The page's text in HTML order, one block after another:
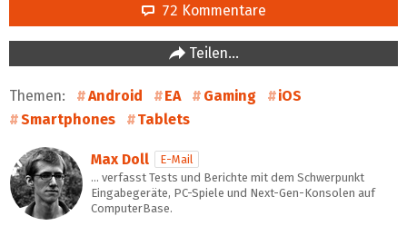
72 Kommentare
Teilen…
Themen: Android EA Gaming
iOS
Smartphones
Tablets
Max Doll
E-Mail
… verfasst Tests und Berichte mit dem Schwerpunkt
Eingabegeräte, PC-Spiele und Next-Gen-Konsolen auf
ComputerBase.